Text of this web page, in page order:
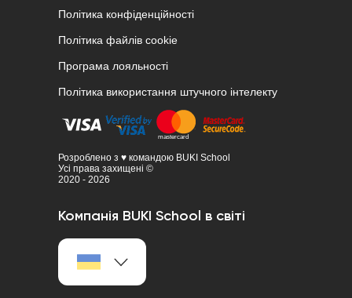
Політика конфіденційності
Політика файлів cookie
Програма лояльності
Політика використання штучного інтелекту
Розроблено з ♥ командою BUKI School
Усі права захищені ©
2020 - 2026
Компанія BUKI School в світі